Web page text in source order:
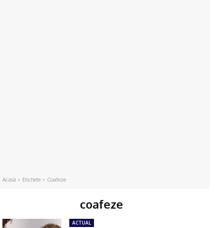
Acasă Etichete Coafeze
coafeze
ACTUAL